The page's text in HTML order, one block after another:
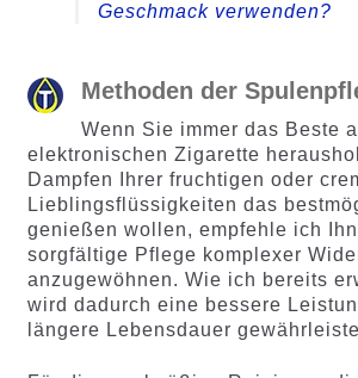
Geschmack verwenden?
Methoden der
Wenn Sie immer das Beste
elektronischen Zigarette
Dampfen Ihrer fruchtigen oder
Lieblingsflüssigkeiten das
genießen wollen, empfehle ich
sorgfältige Pflege komplexer
anzugewöhnen. Wie ich bereits
wird dadurch eine bessere
längere Lebensdauer